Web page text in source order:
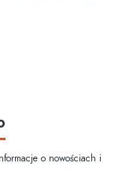
o nowościach i